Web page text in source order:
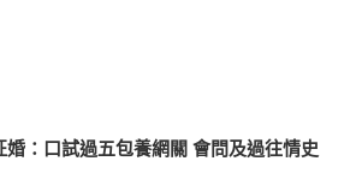
：口試過五包養網關 會問及過往情史